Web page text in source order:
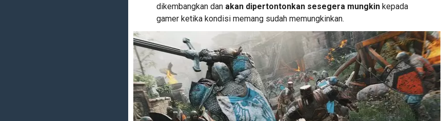
dikembangkan dan akan dipertontonkan sesegera mungkinkepada
gamer ketika kondisi memang sudah memungkinkan.